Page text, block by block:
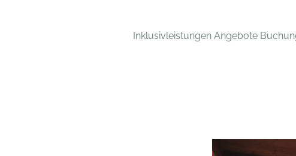
Inklusivleistungen Angebote